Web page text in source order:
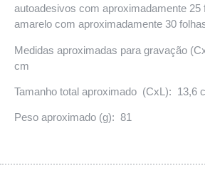
autoadesivos com aproximadamente 25
amarelo com aproximadamente 30
Medidas aproximadas para gravação
cm
Tamanho total aproximado (CxL): 13,6
Peso aproximado (g): 81